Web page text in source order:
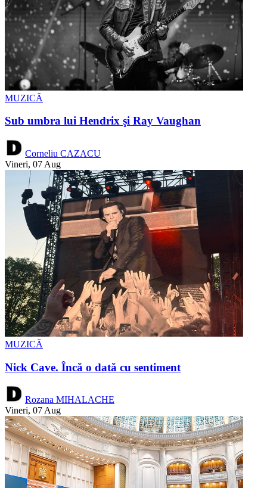
MUZICĂ
Sub umbra lui Hendrix şi Ray Vaughan
Corneliu CAZACU
Vineri, 07 Aug
MUZICĂ
Nick Cave. Încă o dată cu sentiment
Rozana MIHALACHE
Vineri, 07 Aug